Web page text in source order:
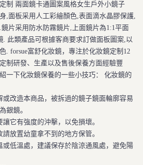
人力资源
兩面鏡卡通圖案風格女生戶外小鏡子
板采用人工彩繪顏色,表面滴水晶膠保護,
片采用防水防霧鏡片,上面鏡片為1:1平面
. 此類產品可根據客商要求訂做面板圖案,以
. forsue富舒化妝鏡，專注於化妝鏡定制12
制研發、生產以及售後保養方面經驗豐
一下化妝鏡保養的一些小技巧： 化妝鏡的
改造本商品，被拆過的鏡子鏡面輪廓容易
銀鏡。
有強度的沖擊，以免損壞。
置幼童拿不到的地方保管。
低溫處，建議保存於陰涼通風處，避免陽